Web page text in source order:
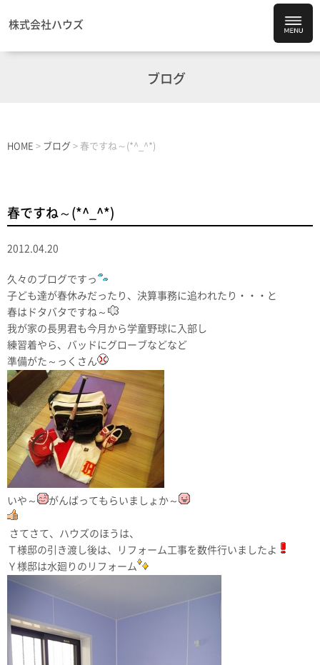
株式会社ハウズ
ブログ
HOME > ブログ > 春ですね～(*^_^*)
春ですね～(*^_^*)
2012.04.20
久々のブログですっ
子ども達が春休みだったり、決算事務に追われたり・・・と
春はドタバタですね～
我が家の長男君も今月から学童野球に入部し
練習着やら、バッドにグローブなどなど
準備がた～っくさん
いや～ がんばってもらいましょか～
さてさて、ハウズのほうは、
Ｔ様邸の引き渡し後は、リフォーム工事を数件行いましたよ
Ｙ様邸は水廻りのリフォーム